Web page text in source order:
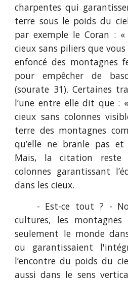
charpentes qui
terre sous le poids du
par exemple le Coran :
cieux sans piliers que
enfoncé des montagnes
pour empêcher de
(sourate 31). Certaines
l’une entre elle dit que :
cieux sans colonnes
terre des montagnes
qu’elle ne branle pas
Mais, la citation reste
colonnes garantissant
dans les cieux.
- Est-ce tout ? -
cultures, les
seulement le monde
ou garantissaient
l’encontre du poids du
aussi dans le sens